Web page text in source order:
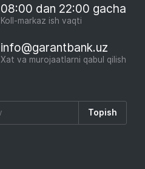
08:00 dan 22:00 gacha
Koll-markaz ish vaqti
info@garantbank.uz
Xat va murojaatlarni qabul qilish
Topish